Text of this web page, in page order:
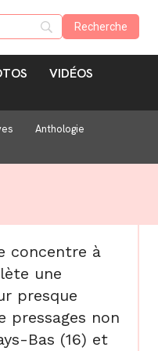
VIDÉOS
Anthologie
concentre à
une
presque
pressages non
Bas (16) et